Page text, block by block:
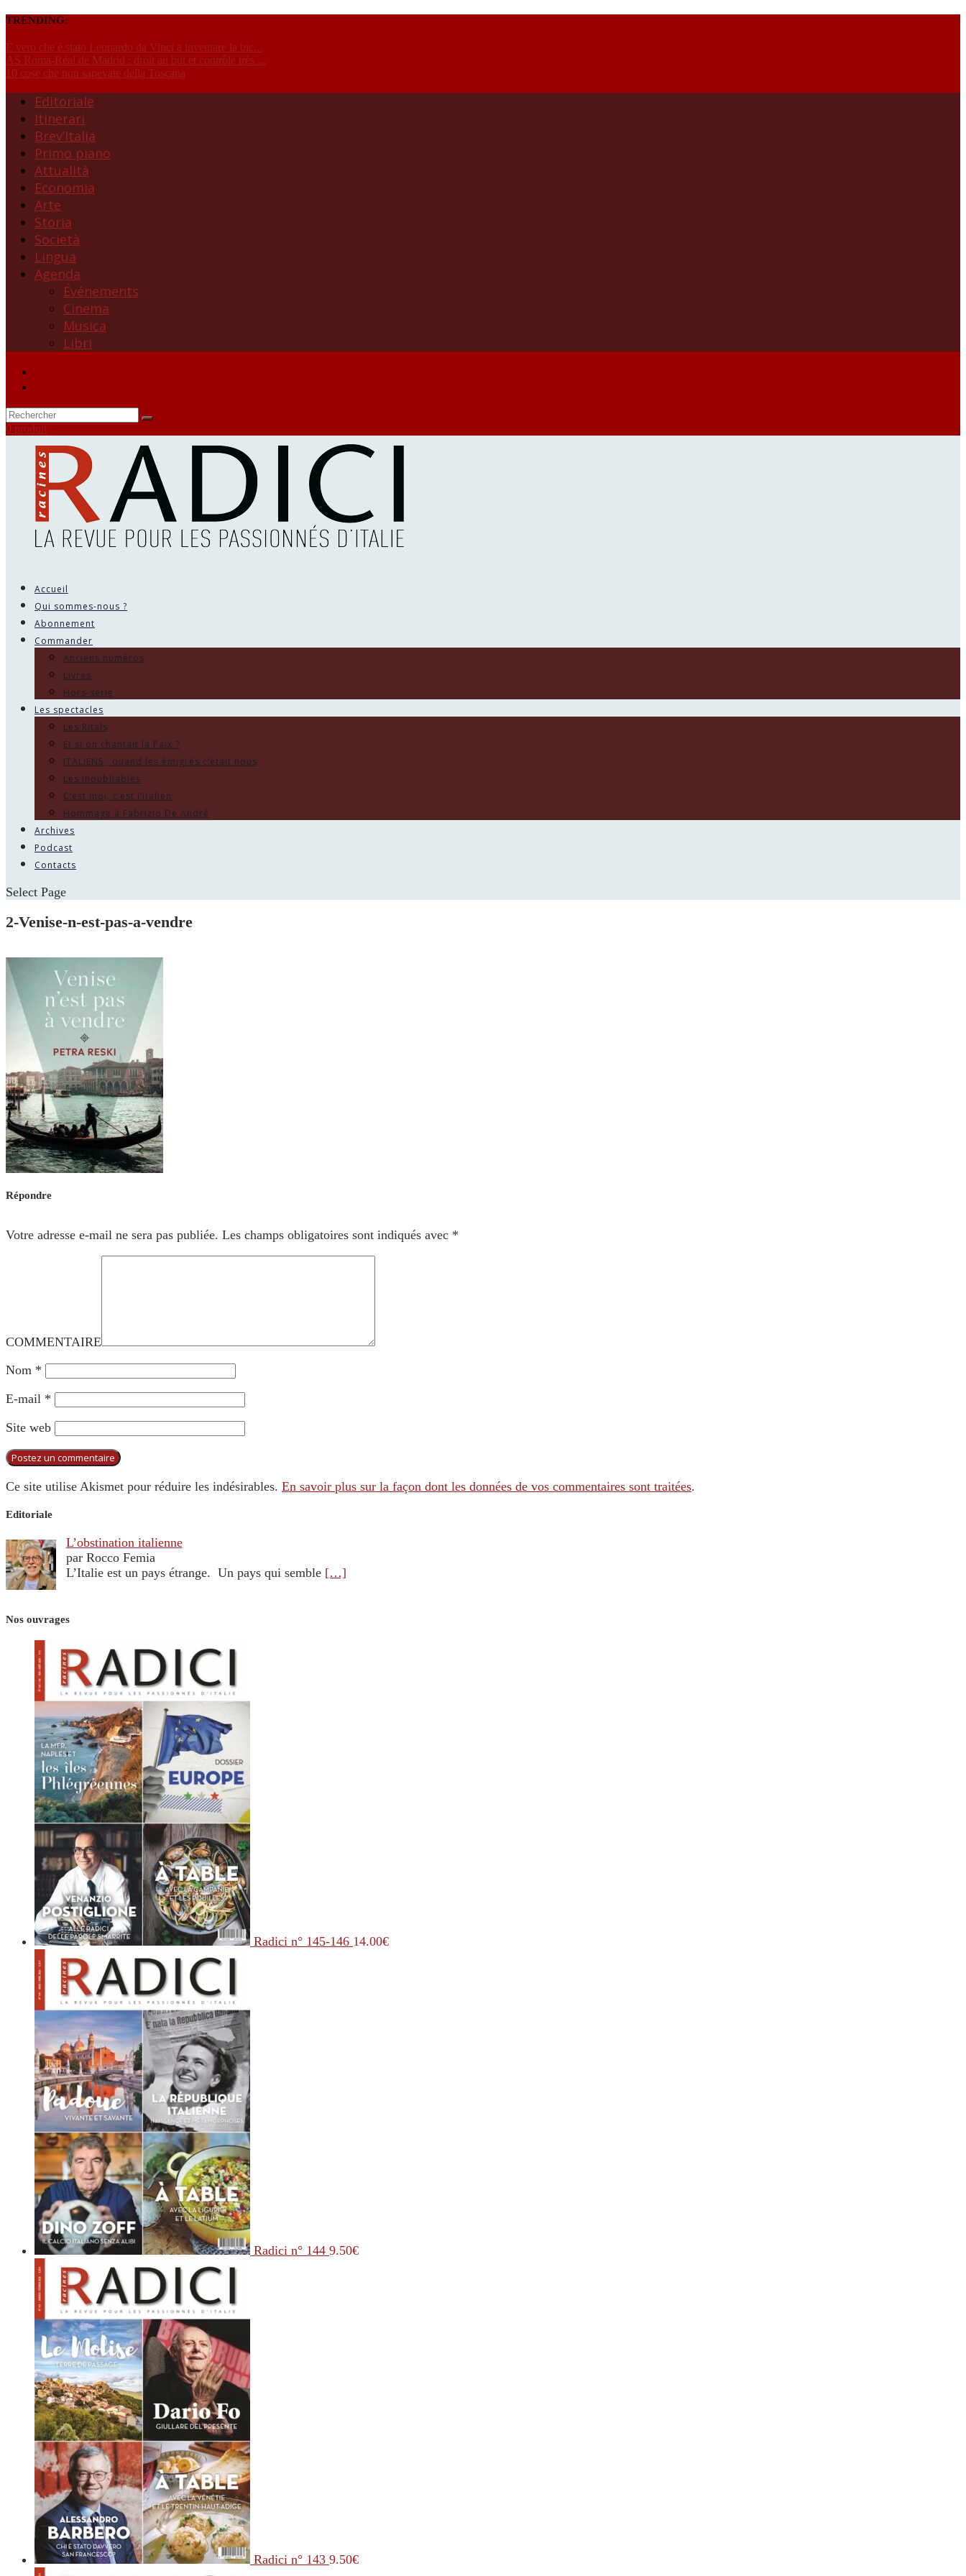
TRENDING:
È vero che è stato Leonardo da Vinci a inventare la bic...
AS Roma-Réal de Madrid : droit au but et contrôle très ...
10 cose che non sapevate della Toscana
Editoriale
Itinerari
Brev’Italia
Primo piano
Attualità
Economia
Arte
Storia
Società
Lingua
Agenda
Événements
Cinema
Musica
Libri
0 produit
Accueil
Qui sommes-nous ?
Abonnement
Commander
Anciens numéros
Livres
Hors-série
Les spectacles
Les Ritals
Et si on chantait la Paix ?
ITALIENS , quand les émigrés c’était nous
Les Inoubliables
C’est moi, c’est l’italien
Hommage à Fabrizio De André
Archives
Podcast
Contacts
Select Page
2-Venise-n-est-pas-a-vendre
Répondre
Votre adresse e-mail ne sera pas publiée. Les champs obligatoires sont indiqués avec *
COMMENTAIRE
Nom *
E-mail *
Site web
Ce site utilise Akismet pour réduire les indésirables. En savoir plus sur la façon dont les données de vos commentaires sont traitées.
Editoriale
L’obstination italienne
par Rocco Femia
L’Italie est un pays étrange. Un pays qui semble […]
Nos ouvrages
Radici n° 145-146 14.00€
Radici n° 144 9.50€
Radici n° 143 9.50€